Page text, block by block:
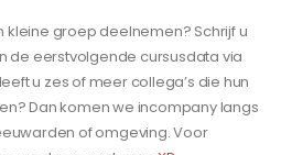
kleine groep deelnemen? Schrijf u
de eerstvolgende cursusdata via
u zes of meer collega’s die hun
Dan komen we incompany langs
of omgeving. Voor